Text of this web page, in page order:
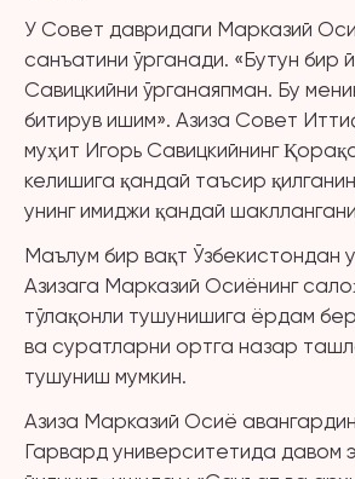
У Совет давридаги Марказий
санъатини ўрганади. «Бутун бир
Савицкийни ўрганаяпман. Бу
битирув ишим». Азиза Совет
муҳит Игорь Савицкийнинг
келишига қандай таъсир
унинг имиджи қандай
Маълум бир вақт Ўзбекистондан
Азизага Марказий Осиёнинг
тўлақонли тушунишига ёрдам
ва суратларни ортга назар
тушуниш мумкин.
Азиза Марказий Осиё
Гарвард университетида давом